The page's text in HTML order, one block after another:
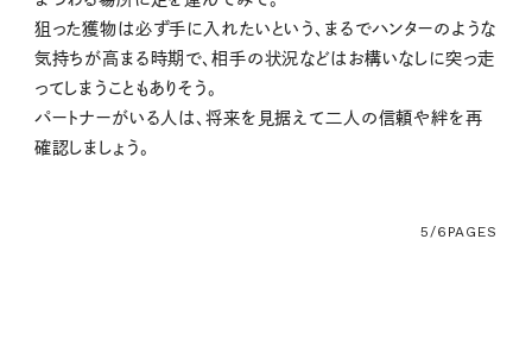
狙った獲物は必ず手に入れたいという、まるでハンターのような
気持ちが高まる時期で、相手の状況などはお構いなしに突っ走
ってしまうこともありそう。
パートナーがいる人は、将来を見据えて二人の信頼や絆を再
確認しましょう。
5/6 PAGES